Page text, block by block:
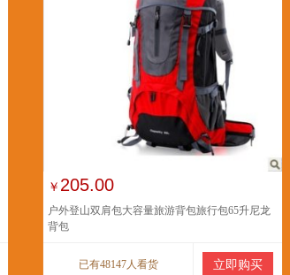
￥ 205.00
户外登山双肩包大容量旅游背包旅行包65升尼龙
背包
已有48147人看货 立即购买